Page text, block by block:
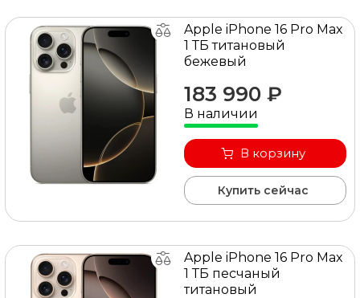
Apple iPhone 16 Pro Max
1 ТБ титановый
бежевый
183 990 ₽
В наличии
В корзину
Купить сейчас
Apple iPhone 16 Pro Max
1 ТБ песчаный
титановый